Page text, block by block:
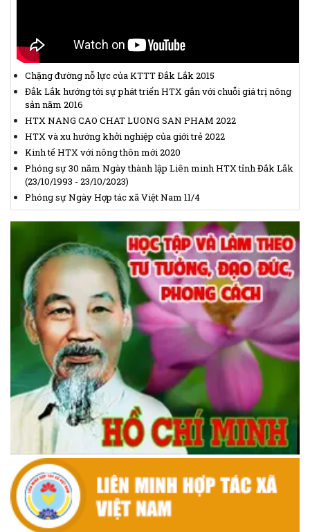
Chặng đường nỗ lực của KTTT Đắk Lắk 2015
Đắk Lắk hướng tới sự phát triển HTX gắn với chuỗi giá trị nông
sản năm 2016
HTX NANG CAO CHAT LUONG SAN PHAM 2022
HTX và xu hướng khởi nghiệp của giới trẻ 2022
Kinh tế HTX với nông thôn mới 2020
Phóng sự 30 năm Ngày thành lập Liên minh HTX tỉnh Đắk Lắk
(23/10/1993 - 23/10/2023)
Phóng sự Ngày Hợp tác xã Việt Nam 11/4